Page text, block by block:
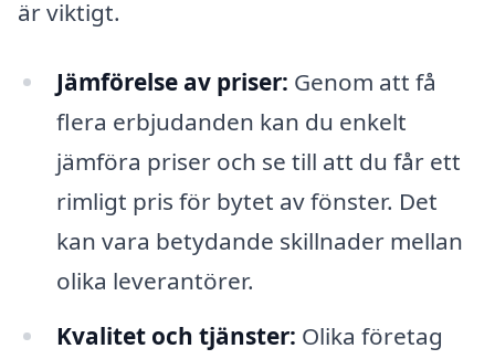
är viktigt.
Jämförelse av priser: Genom att få
flera erbjudanden kan du enkelt
jämföra priser och se till att du får ett
rimligt pris för bytet av fönster. Det
kan vara betydande skillnader mellan
olika leverantörer.
Kvalitet och tjänster: Olika företag